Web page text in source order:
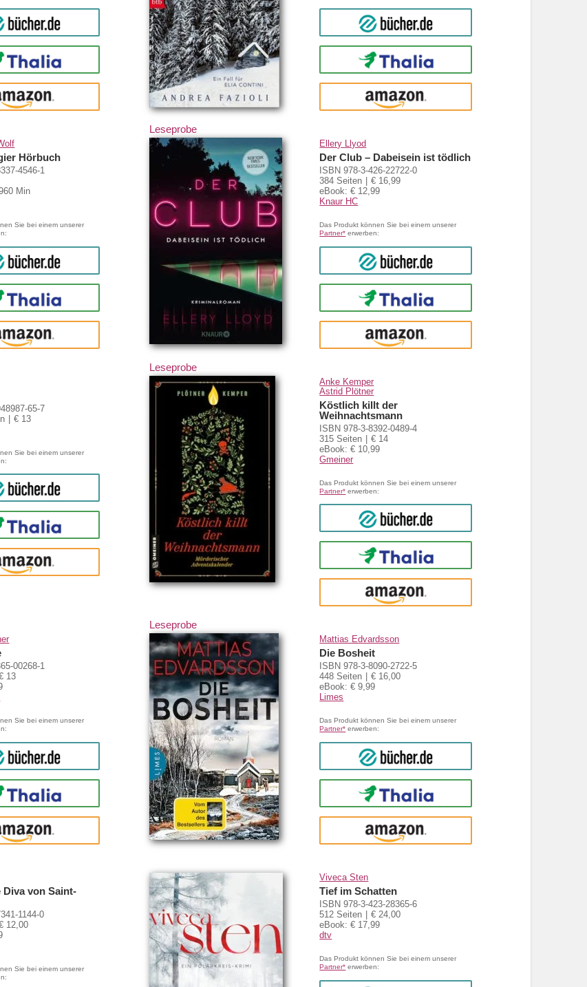
bücher.de
Thalia
amazon
bücher.de
Thalia
amazon
Hörbuch
4546-1
Min
Sie bei einem unserer
bücher.de
Thalia
amazon
Leseprobe
Ellery Llyod
Der Club – Dabeisein ist tödlich
ISBN 978-3-426-22722-0
384 Seiten
€ 16,99
eBook: € 12,99
Knaur HC
Das Produkt können Sie bei einem unserer
Partner* erwerben:
bücher.de
Thalia
amazon
65-7
€ 13
Sie bei einem unserer
bücher.de
Thalia
amazon
Leseprobe
Anke Kemper
Astrid Plötner
Köstlich killt der
Weihnachtsmann
ISBN 978-3-8392-0489-4
315 Seiten
€ 14
eBook: € 10,99
Gmeiner
Das Produkt können Sie bei einem unserer
Partner* erwerben:
bücher.de
Thalia
amazon
00268-1
13
Sie bei einem unserer
bücher.de
Thalia
amazon
Leseprobe
Mattias Edvardsson
Die Bosheit
ISBN 978-3-8090-2722-5
448 Seiten
€ 16,00
eBook: € 9,99
Limes
Das Produkt können Sie bei einem unserer
Partner* erwerben:
bücher.de
Thalia
amazon
Diva von Saint-
1144-0
12,00
Sie bei einem unserer
Viveca Sten
Tief im Schatten
ISBN 978-3-423-28365-6
512 Seiten
€ 24,00
eBook: € 17,99
dtv
Das Produkt können Sie bei einem unserer
Partner* erwerben: